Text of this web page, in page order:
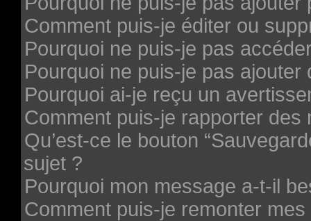
Comment puis-je éditer ou
Pourquoi ne puis-je pas
Pourquoi ne puis-je pas ajouter
Pourquoi ai-je reçu un
Comment puis-je rapporter
Qu’est-ce le bouton
sujet ?
Pourquoi mon message a-t-il
Comment puis-je remonter